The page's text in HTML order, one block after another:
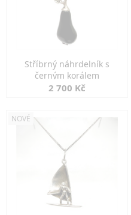
Stříbrný náhrdelník s
černým korálem
2 700 Kč
NOVÉ